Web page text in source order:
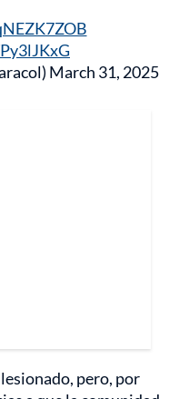
March 31, 2025
pero, por